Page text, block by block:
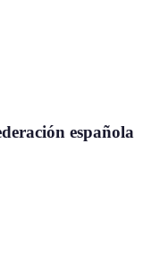
española